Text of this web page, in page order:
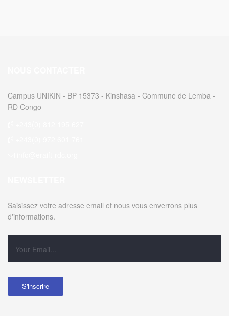
Campus UNIKIN - BP 15373 - Kinshasa - Commune de Lemba -
RD Congo
Saisissez votre adresse email et nous vous enverrons plus
d'informations.